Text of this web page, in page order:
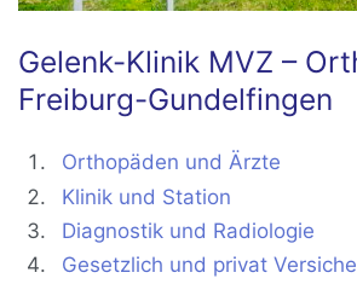
Gelenk-Klinik MVZ –
Freiburg-Gundelfingen
Orthopäden und Ärzte
Klinik und Station
Diagnostik und Radiologie
Gesetzlich und privat